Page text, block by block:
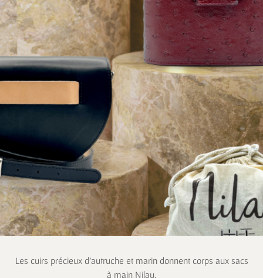
Les cuirs précieux d’autruche et marin donnent corps aux sacs
à main Nilau.